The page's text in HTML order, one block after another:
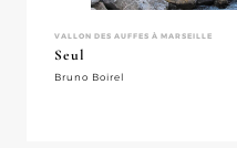
VALLON DES AUFFES À MARSEILLE
Seul
Bruno Boirel